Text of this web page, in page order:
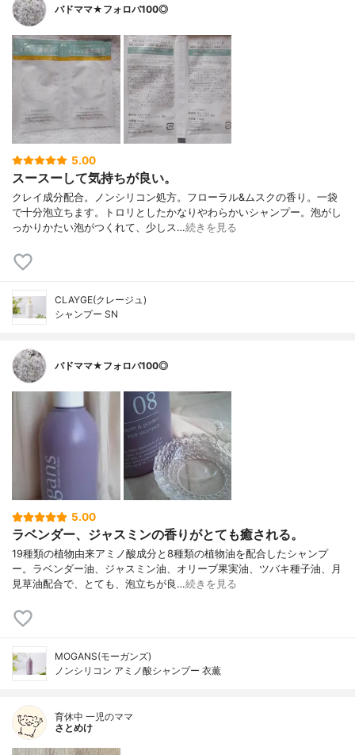
バドママ★フォロバ100◎
5.00
スースーして気持ちが良い。
クレイ成分配合。ノンシリコン処方。フローラル&ムスクの香り。一袋
で十分泡立ちます。トロリとしたかなりやわらかいシャンプー。泡がし
っかりかたい泡がつくれて、少しス…続きを見る
CLAYGE(クレージュ)
シャンプー SN
バドママ★フォロバ100◎
5.00
ラベンダー、ジャスミンの香りがとても癒される。
19種類の植物由来アミノ酸成分と8種類の植物油を配合したシャンプ
ー。ラベンダー油、ジャスミン油、オリーブ果実油、ツバキ種子油、月
見草油配合で、とても、泡立ちが良…続きを見る
MOGANS(モーガンズ)
ノンシリコン アミノ酸シャンプー 衣薫
育休中 一児のママ
さとめけ